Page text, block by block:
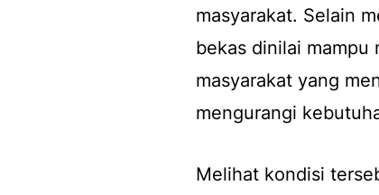
masyarakat. Selain
bekas dinilai mampu
masyarakat yang
mengurangi
Melihat kondisi